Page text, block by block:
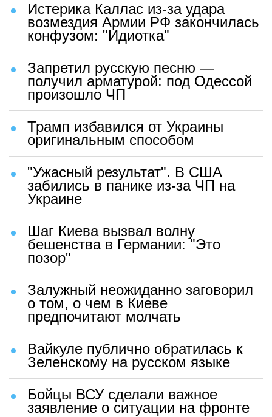
Истерика Каллас из-за удара
возмездия Армии РФ закончилась
конфузом: "Идиотка"
Запретил русскую песню —
получил арматурой: под Одессой
произошло ЧП
Трамп избавился от Украины
оригинальным способом
"Ужасный результат". В США
забились в панике из-за ЧП на
Украине
Шаг Киева вызвал волну
бешенства в Германии: "Это
позор"
Залужный неожиданно заговорил
о том, о чем в Киеве
предпочитают молчать
Вайкуле публично обратилась к
Зеленскому на русском языке
Бойцы ВСУ сделали важное
заявление о ситуации на фронте